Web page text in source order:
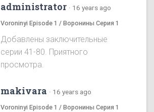
administrator · 16 years ago
Voroninyi Episode 1 / Воронины Серия 1
Добавлены заключительные
серии 41-80. Приятного
просмотра.
makivara · 16 years ago
Voroninyi Episode 1 / Воронины Серия 1